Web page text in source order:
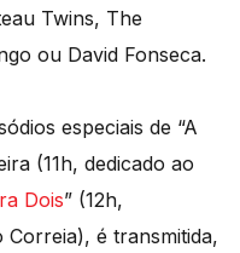
Twins, The
ou David Fonseca.
especiais de “A
(11h, dedicado ao
Dois” (12h,
é transmitida,